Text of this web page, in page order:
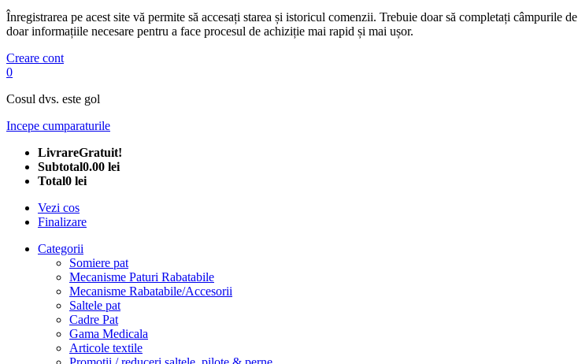
Înregistrarea pe acest site vă permite să accesați starea și istoricul comenzii. Trebuie doar să completați
doar informațiile necesare pentru a face procesul de achiziție mai rapid și mai ușor.
Creare cont
0
Cosul dvs. este gol
Incepe cumparaturile
LivrareGratuit!
Subtotal0.00 lei
Total0 lei
Vezi cos
Finalizare
Categorii
Somiere pat
Mecanisme Paturi Rabatabile
Mecanisme Rabatabile/Accesorii
Saltele pat
Cadre Pat
Gama Medicala
Articole textile